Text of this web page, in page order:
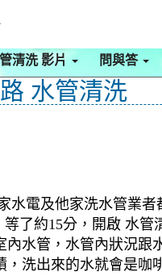
清洗 影片 問與答
水管清洗
水電及他家洗水管業
了約15分，開啟 水
水管，水管內狀況
洗出來的水就會是